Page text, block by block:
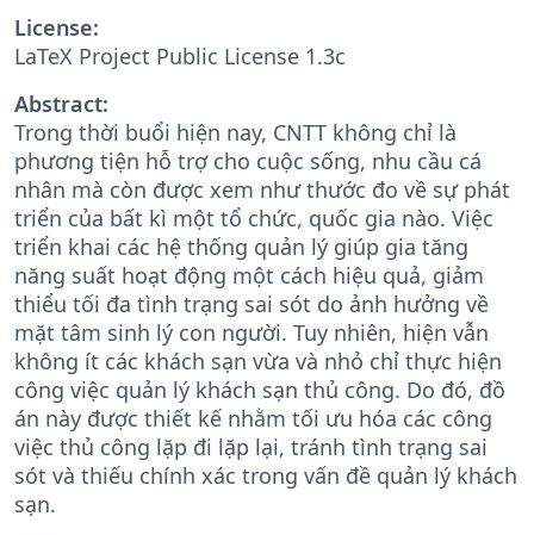
License:
LaTeX Project Public License 1.3c
Abstract:
Trong thời buổi hiện nay, CNTT không chỉ là
phương tiện hỗ trợ cho cuộc sống, nhu cầu cá
nhân mà còn được xem như thước đo về sự phát
triển của bất kì một tổ chức, quốc gia nào. Việc
triển khai các hệ thống quản lý giúp gia tăng
năng suất hoạt động một cách hiệu quả, giảm
thiểu tối đa tình trạng sai sót do ảnh hưởng về
mặt tâm sinh lý con người. Tuy nhiên, hiện vẫn
không ít các khách sạn vừa và nhỏ chỉ thực hiện
công việc quản lý khách sạn thủ công. Do đó, đồ
án này được thiết kế nhằm tối ưu hóa các công
việc thủ công lặp đi lặp lại, tránh tình trạng sai
sót và thiếu chính xác trong vấn đề quản lý khách
sạn.